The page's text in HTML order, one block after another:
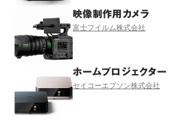
映像制作用カメラ
富士フイルム株式会社
ホームプロジェクター
セイコーエプソン株式会社